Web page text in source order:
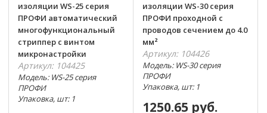
изоляции WS-25 серия
ПРОФИ автоматический
многофункциональный
стриппер с винтом
микронастройки
Артикул: 104425
Модель: WS-25 серия
ПРОФИ
Упаковка, шт: 1
изоляции WS-30 серия
ПРОФИ проходной с
проводов сечением до 4.0
мм²
Артикул: 104426
Модель: WS-30 серия
ПРОФИ
Упаковка, шт: 1
1250.65 руб.